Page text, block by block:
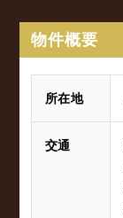
物件概要
所在地
交通